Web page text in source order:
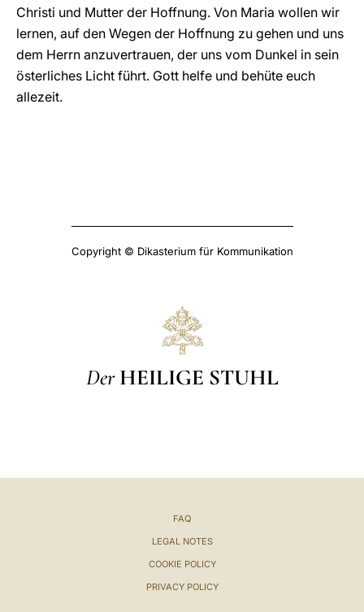
Christi und Mutter der Hoffnung. Von Maria wollen wir
lernen, auf den Wegen der Hoffnung zu gehen und uns
dem Herrn anzuvertrauen, der uns vom Dunkel in sein
österliches Licht führt. Gott helfe und behüte euch
allezeit.
Copyright © Dikasterium für Kommunikation
Der HEILIGE STUHL
FAQ
LEGAL NOTES
COOKIE POLICY
PRIVACY POLICY